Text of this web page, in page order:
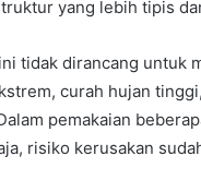
yang lebih tipis
tidak dirancang untuk
curah hujan
pemakaian
risiko kerusakan